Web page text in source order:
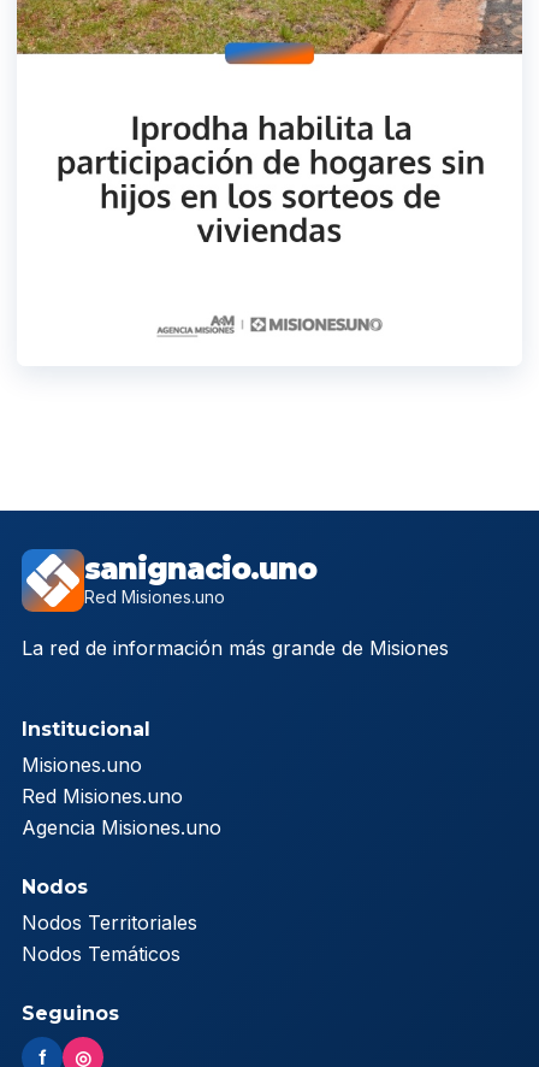
sanignacio.uno
Red Misiones.uno
La red de información más grande de Misiones
Institucional
Misiones.uno
Red Misiones.uno
Agencia Misiones.uno
Nodos
Nodos Territoriales
Nodos Temáticos
Seguinos
f ◎